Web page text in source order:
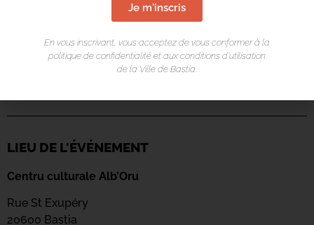
LIEU DE L'ÉVÉNEMENT
Centru culturale Alb’Oru
Rue St Exupéry
20600 Bastia
Je m'inscris
En vous inscrivant, vous acceptez de vous conformer à la
politique de confidentialité et aux conditions d’utilisation
de la Ville de Bastia.